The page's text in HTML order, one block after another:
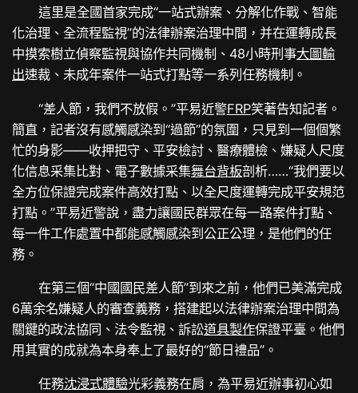
這里是全國首家完成“一站式辦案、分解化作戰、智能
化治理、全流程監視”的法律辦案治理中間，并在運轉成長
中摸索樹立偵察監視與協作共同機制、48小時刑事大圖輸
出速裁、未成年案件一站式打點等一系列任務機制。
“差人節，我們不放假。”平易近警FRP笑著告知記者。
簡直，記者沒有感觸感染到“過節”的氛圍，只見到一個個繁
忙的身影——收押把守、平安檢討、醫療體檢、嫌疑人尺度
化信息采集比對、電子數據采集舞台背板剖析……“我們要以
全方位保證完成案件高效打點、以全尺度運轉完成平安規范
打點。”平易近警說，盡力讓國民群眾在每一路案件打點、
每一件工作處置中都能感觸感染到公正公理，是他們的任
務。
在第三個“中國國民差人節”到來之前，他們已美滿完成
6萬余名嫌疑人的審查義務，搭建起以法律辦案治理中間為
關鍵的政法協同、法令監視、訴訟道具製作保證平臺。他們
用其實的成就為本身奉上了最好的“節日禮品”。
任務沈浸式體驗光彩義務在肩，為平易近辦事初心如